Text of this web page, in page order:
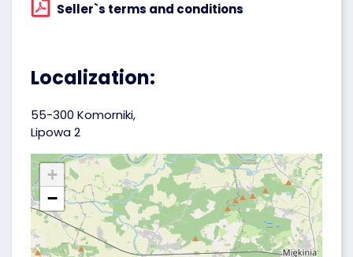
Seller`s terms and conditions
Localization:
55-300 Komorniki,
Lipowa 2
+
−